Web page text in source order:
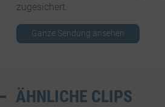
zugesichert.
Ganze Sendung ansehen
ÄHNLICHE CLIPS